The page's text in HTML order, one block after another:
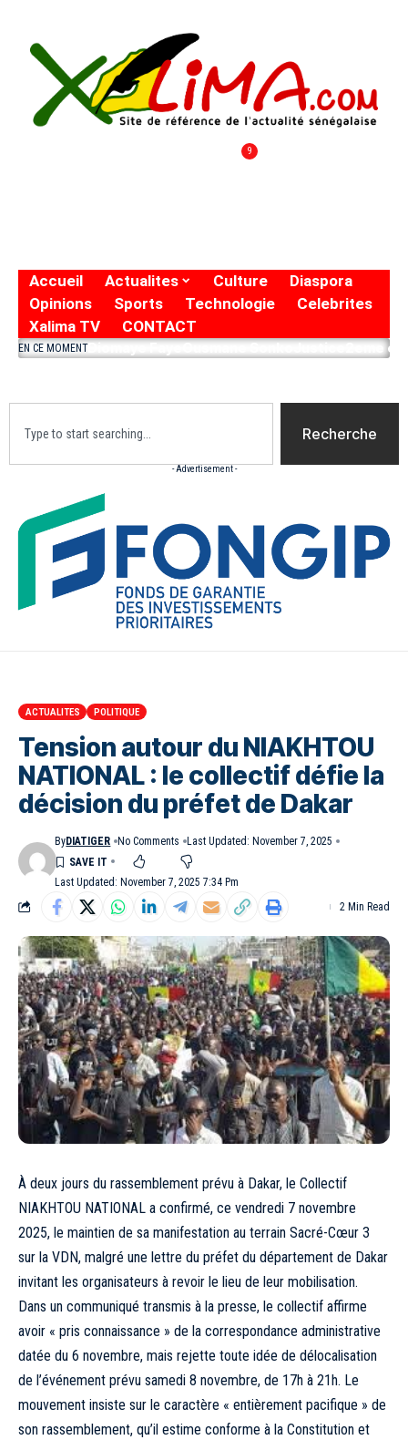
9
Accueil Actualites Culture
Diaspora
Opinions
Sports Technologie
Celebrites
Xalima TV
CONTACT
EN CE MOMENTDiomaye FayeOusmane SonkoJustice2eme
Recherche
- Advertisement -
ACTUALITES POLITIQUE
Tension autour du NIAKHTOU
NATIONAL : le collectif défie la
décision du préfet de Dakar
Last Updated: November 7, 2025 7:34 Pm
ByDIATIGER No Comments Last Updated: November 7, 2025
2 Min Read
À deux jours du rassemblement prévu à Dakar, le Collectif
NIAKHTOU NATIONAL a confirmé, ce vendredi 7 novembre
2025, le maintien de sa manifestation au terrain Sacré-Cœur 3
sur la VDN, malgré une lettre du préfet du département de Dakar
invitant les organisateurs à revoir le lieu de leur mobilisation.
Dans un communiqué transmis à la presse, le collectif affirme
avoir « pris connaissance » de la correspondance administrative
datée du 6 novembre, mais rejette toute idée de délocalisation
de l’événement prévu samedi 8 novembre, de 17h à 21h. Le
mouvement insiste sur le caractère « entièrement pacifique » de
son rassemblement, qu’il estime conforme à la Constitution et